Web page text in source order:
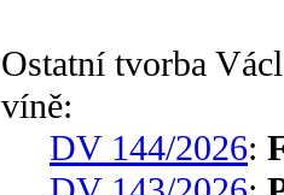
Ostatní tvorba
víně:
DV 144/2026: